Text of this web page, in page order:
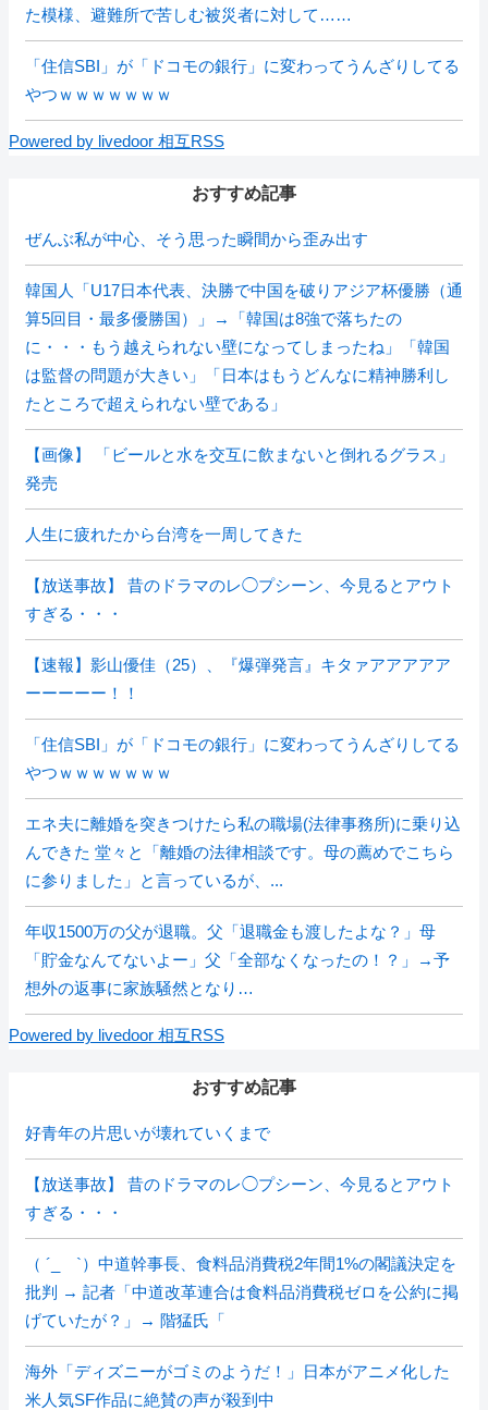
た模様、避難所で苦しむ被災者に対して……
「住信SBI」が「ドコモの銀行」に変わってうんざりしてる
やつｗｗｗｗｗｗｗ
Powered by livedoor 相互RSS
おすすめ記事
ぜんぶ私が中心、そう思った瞬間から歪み出す
韓国人「U17日本代表、決勝で中国を破りアジア杯優勝（通
算5回目・最多優勝国）」→「韓国は8強で落ちたの
に・・・もう越えられない壁になってしまったね」「韓国
は監督の問題が大きい」「日本はもうどんなに精神勝利し
たところで超えられない壁である」
【画像】 「ビールと水を交互に飲まないと倒れるグラス」
発売
人生に疲れたから台湾を一周してきた
【放送事故】 昔のドラマのレ◯プシーン、今見るとアウト
すぎる・・・
【速報】影山優佳（25）、『爆弾発言』キタァアアアアア
ーーーーー！！
「住信SBI」が「ドコモの銀行」に変わってうんざりしてる
やつｗｗｗｗｗｗｗ
エネ夫に離婚を突きつけたら私の職場(法律事務所)に乗り込
んできた 堂々と「離婚の法律相談です。母の薦めでこちら
に参りました」と言っているが、...
年収1500万の父が退職。父「退職金も渡したよな？」母
「貯金なんてないよー」父「全部なくなったの！？」→予
想外の返事に家族騒然となり…
Powered by livedoor 相互RSS
おすすめ記事
好青年の片思いが壊れていくまで
【放送事故】 昔のドラマのレ◯プシーン、今見るとアウト
すぎる・・・
（ ´_ゝ`）中道幹事長、食料品消費税2年間1%の閣議決定を
批判 → 記者「中道改革連合は食料品消費税ゼロを公約に掲
げていたが？」→ 階猛氏「
海外「ディズニーがゴミのようだ！」日本がアニメ化した
米人気SF作品に絶賛の声が殺到中